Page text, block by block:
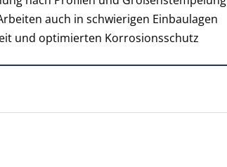
auch in schwierigen Einbaulagen
und optimierten Korrosionsschutz